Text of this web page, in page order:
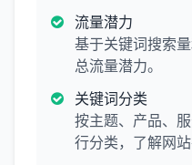
流量潜力
基于关键词搜索
总流量潜力。
关键词分类
按主题、产品、
行分类，了解网